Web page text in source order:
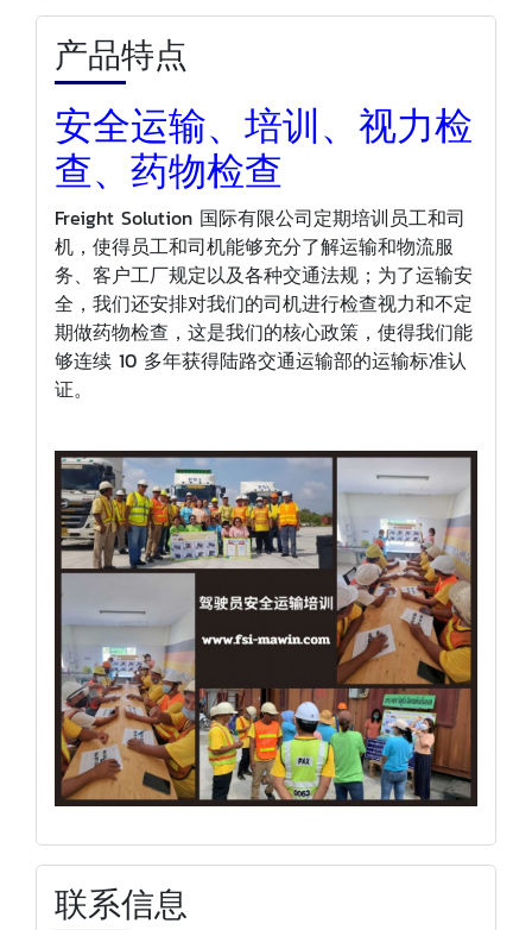
产品特点
安全运输、培训、视力检
查、药物检查
Freight Solution 国际有限公司定期培训员工和司
机，使得员工和司机能够充分了解运输和物流服
务、客户工厂规定以及各种交通法规；为了运输安
全，我们还安排对我们的司机进行检查视力和不定
期做药物检查，这是我们的核心政策，使得我们能
够连续 10 多年获得陆路交通运输部的运输标准认
证。
联系信息